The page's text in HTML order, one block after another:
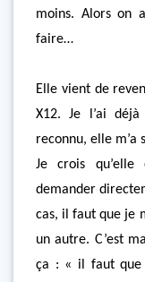
moins. Alors on
faire…
Elle vient de
X12. Je l’ai
reconnu, elle m’a
Je crois
demander
cas, il faut que je
un autre. C’est
ça : « il faut que